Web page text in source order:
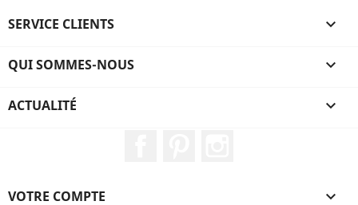
SERVICE CLIENTS 
QUI SOMMES-NOUS 
ACTUALITÉ 
VOTRE COMPTE 